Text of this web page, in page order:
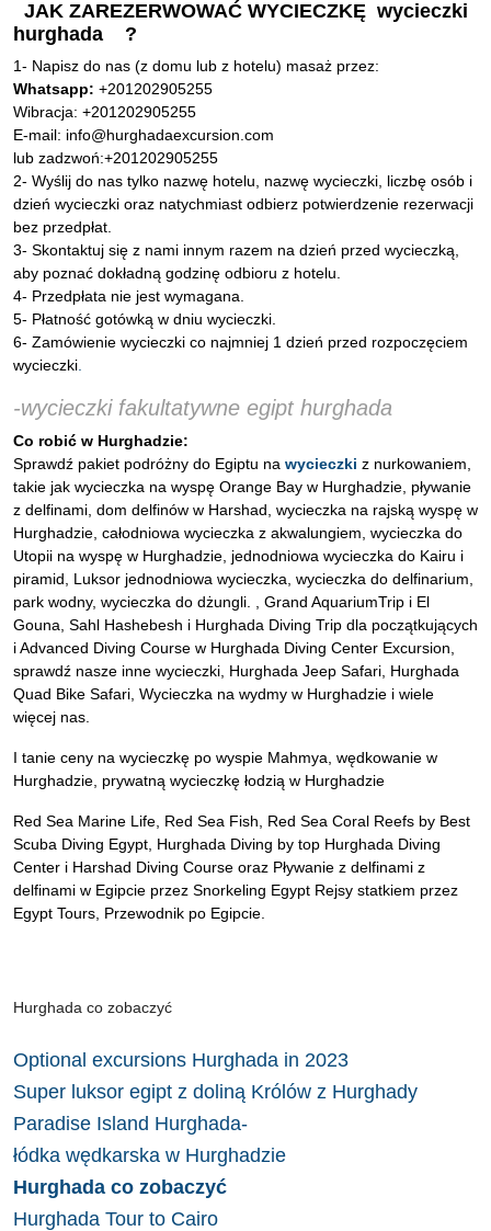
JAK ZAREZERWOWAĆ WYCIECZKĘ wycieczki
hurghada ?
1- Napisz do nas (z domu lub z hotelu) masaż przez:
Whatsapp: +201202905255
Wibracja: +201202905255
E-mail: info@hurghadaexcursion.com
lub zadzwoń:+201202905255
2- Wyślij do nas tylko nazwę hotelu, nazwę wycieczki, liczbę osób i
dzień wycieczki oraz natychmiast odbierz potwierdzenie rezerwacji
bez przedpłat.
3- Skontaktuj się z nami innym razem na dzień przed wycieczką,
aby poznać dokładną godzinę odbioru z hotelu.
4- Przedpłata nie jest wymagana.
5- Płatność gotówką w dniu wycieczki.
6- Zamówienie wycieczki co najmniej 1 dzień przed rozpoczęciem
wycieczki
-wycieczki fakultatywne egipt hurghada
Co robić w Hurghadzie:
Sprawdź pakiet podróżny do Egiptu na wycieczki z nurkowaniem,
takie jak wycieczka na wyspę Orange Bay w Hurghadzie, pływanie
z delfinami, dom delfinów w Harshad, wycieczka na rajską wyspę w
Hurghadzie, całodniowa wycieczka z akwalungiem, wycieczka do
Utopii na wyspę w Hurghadzie, jednodniowa wycieczka do Kairu i
piramid, Luksor jednodniowa wycieczka, wycieczka do delfinarium,
park wodny, wycieczka do dżungli. , Grand AquariumTrip i El
Gouna, Sahl Hashebesh i Hurghada Diving Trip dla początkujących
i Advanced Diving Course w Hurghada Diving Center Excursion,
sprawdź nasze inne wycieczki, Hurghada Jeep Safari, Hurghada
Quad Bike Safari, Wycieczka na wydmy w Hurghadzie i wiele
więcej nas.
I tanie ceny na wycieczkę po wyspie Mahmya, wędkowanie w
Hurghadzie, prywatną wycieczkę łodzią w Hurghadzie
Red Sea Marine Life, Red Sea Fish, Red Sea Coral Reefs by Best
Scuba Diving Egypt, Hurghada Diving by top Hurghada Diving
Center i Harshad Diving Course oraz Pływanie z delfinami z
delfinami w Egipcie przez Snorkeling Egypt Rejsy statkiem przez
Egypt Tours, Przewodnik po Egipcie.
Hurghada co zobaczyć
Optional excursions Hurghada in 2023
Super luksor egipt z doliną Królów z Hurghady
Paradise Island Hurghada-
łódka wędkarska w Hurghadzie
Hurghada co zobaczyć
Hurghada Tour to Cairo